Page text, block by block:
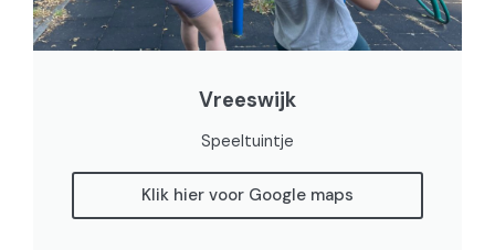
Vreeswijk
Speeltuintje
Klik hier voor Google maps